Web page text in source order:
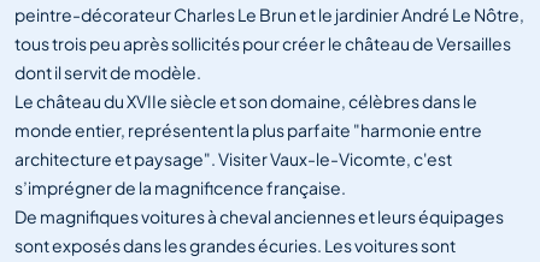
peintre-décorateur Charles Le Brun et le jardinier André Le Nôtre,
tous trois peu après sollicités pour créer le château de Versailles
dont il servit de modèle.
Le château du XVIIe siècle et son domaine, célèbres dans le
monde entier, représentent la plus parfaite "harmonie entre
architecture et paysage". Visiter Vaux-le-Vicomte, c'est
s’imprégner de la magnificence française.
De magnifiques voitures à cheval anciennes et leurs équipages
sont exposés dans les grandes écuries. Les voitures sont